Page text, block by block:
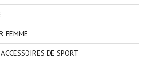
FEMME
DE SPORT